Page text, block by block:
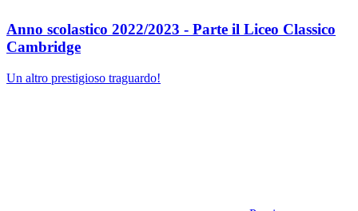
Anno scolastico 2022/2023 - Parte il Liceo Classico
Cambridge
Un altro prestigioso traguardo!